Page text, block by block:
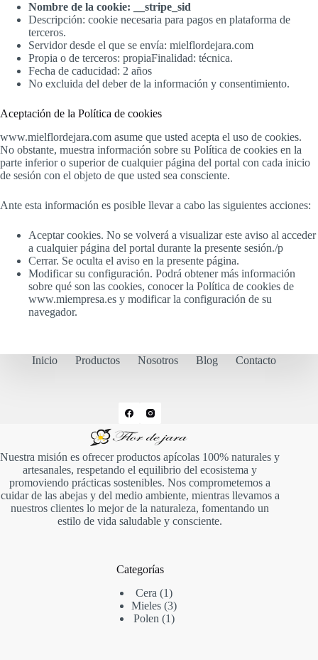
Nombre de la cookie: __stripe_sid
Descripción: cookie necesaria para pagos en plataforma de
terceros.
Servidor desde el que se envía: mielflordejara.com
Propia o de terceros: propiaFinalidad: técnica.
Fecha de caducidad: 2 años
No excluida del deber de la información y consentimiento.
Aceptación de la Política de cookies
www.mielflordejara.com asume que usted acepta el uso de cookies.
No obstante, muestra información sobre su Política de cookies en la
parte inferior o superior de cualquier página del portal con cada inicio
de sesión con el objeto de que usted sea consciente.
Ante esta información es posible llevar a cabo las siguientes acciones:
Aceptar cookies. No se volverá a visualizar este aviso al acceder
a cualquier página del portal durante la presente sesión./p
Cerrar. Se oculta el aviso en la presente página.
Modificar su configuración. Podrá obtener más información
sobre qué son las cookies, conocer la Política de cookies de
www.miempresa.es y modificar la configuración de su
navegador.
Inicio Productos Nosotros Blog Contacto
Nuestra misión es ofrecer productos apícolas 100% naturales y
artesanales, respetando el equilibrio del ecosistema y
promoviendo prácticas sostenibles. Nos comprometemos a
cuidar de las abejas y del medio ambiente, mientras llevamos a
nuestros clientes lo mejor de la naturaleza, fomentando un
estilo de vida saludable y consciente.
Categorías
Cera
11
producto
Mieles 33
productos
Polen 11